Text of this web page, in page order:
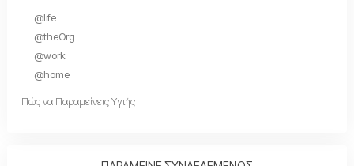
@life
@theOrg
@work
@home
Πώς να Παραμείνεις Υγιής